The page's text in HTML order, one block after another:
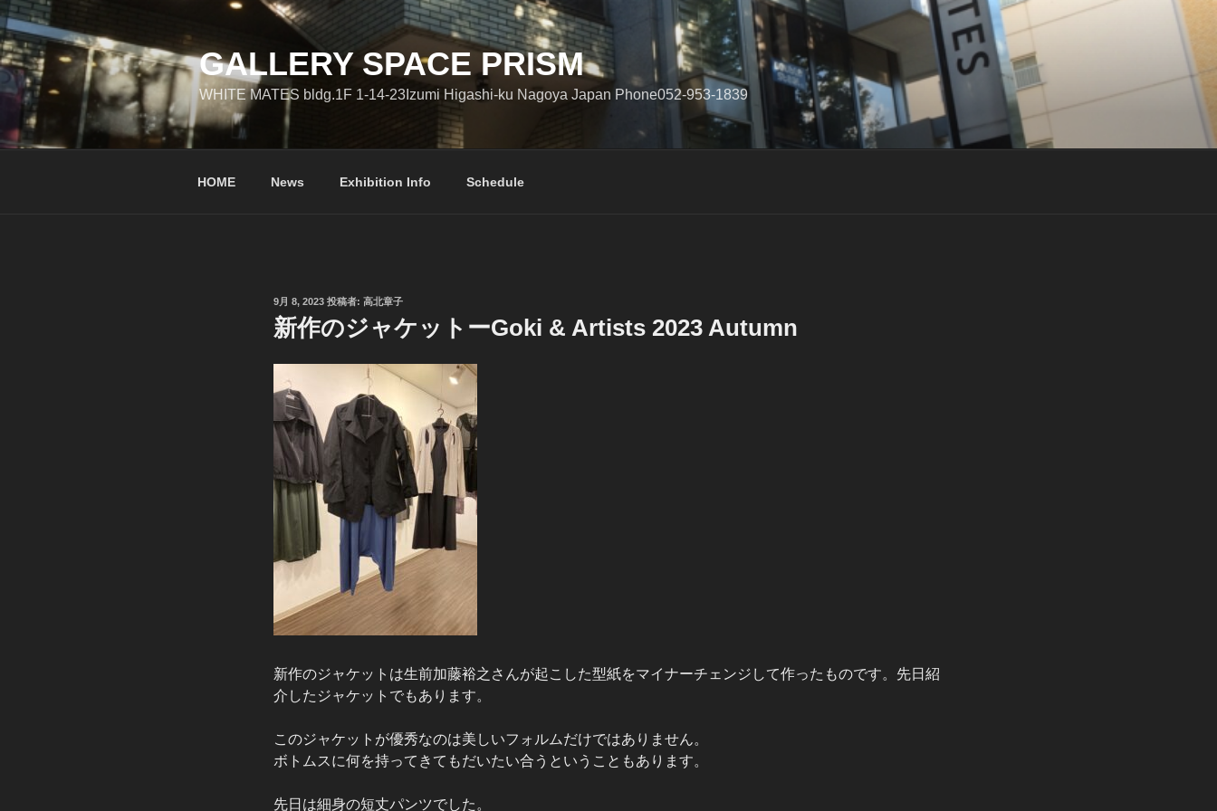
コ
ン
テ
ン
ツ
ス
GALLERY SPACE PRISM
WHITE MATES bldg.1F 1-14-23Izumi Higashi-ku Nagoya Japan Phone052-953-1839
HOME News Exhibition Info Schedule
投
稿
日:
9月 8, 2023 投稿者: 高北章子
新作のジャケットーGoki & Artists 2023 Autumn
新作のジャケットは生前加藤裕之さんが起こした型紙をマイナーチェンジして作ったものです。先日紹
介したジャケットでもあります。
このジャケットが優秀なのは美しいフォルムだけではありません。
ボトムスに何を持ってきてもだいたい合うということもあります。
先日は細身の短丈パンツでした。